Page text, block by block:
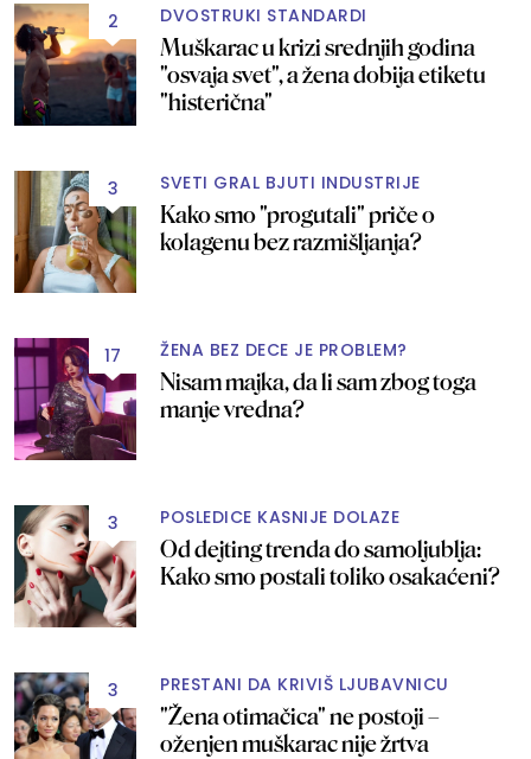
2 DVOSTRUKI STANDARDI
Muškarac u krizi srednjih godina
"osvaja svet", a žena dobija etiketu
"histerična"
3 SVETI GRAL BJUTI INDUSTRIJE
Kako smo "progutali" priče o
kolagenu bez razmišljanja?
17 ŽENA BEZ DECE JE PROBLEM?
Nisam majka, da li sam zbog toga
manje vredna?
3 POSLEDICE KASNIJE DOLAZE
Od dejting trenda do samoljublja:
Kako smo postali toliko osakaćeni?
3 PRESTANI DA KRIVIŠ LJUBAVNICU
"Žena otimačica" ne postoji –
oženjen muškarac nije žrtva